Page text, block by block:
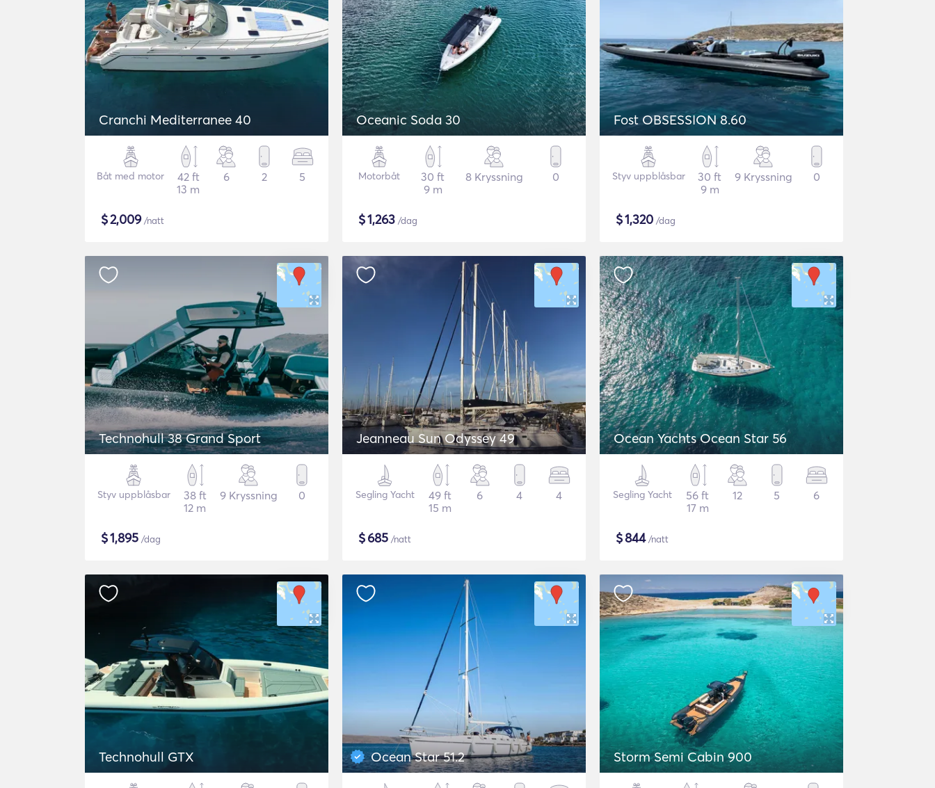
Cranchi Mediterranee 40
Båt med motor
42 ft
13 m
6 2 5
$2,009/natt
Oceanic Soda 30
Motorbåt
30 ft
9 m
8 Kryssning 0
$1,263 /dag
Fost OBSESSION 8.60
Styv uppblåsbar
30 ft
9 m
9 Kryssning 0
$1,320 /dag
Technohull 38 Grand Sport
Styv uppblåsbar
38 ft
12 m
9 Kryssning 0
$1,895 /dag
Jeanneau Sun Odyssey 49
Segling Yacht
49 ft
15 m
6 4 4
$685 /natt
Ocean Yachts Ocean Star 56
Segling Yacht
56 ft
17 m
12 5 6
$844/natt
Technohull GTX Ocean Star 51.2 Storm Semi Cabin 900